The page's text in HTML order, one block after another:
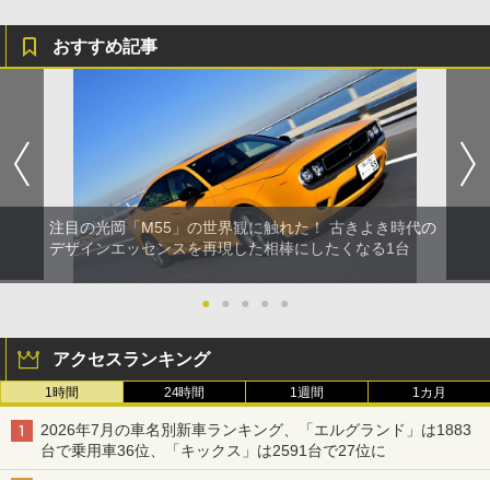
おすすめ記事
注目の光岡「M55」の世界観に触れた！ 古きよき時代の
デザインエッセンスを再現した相棒にしたくなる1台
● ● ● ● ●
アクセスランキング
1時間 24時間 1週間 1カ月
2026年7月の車名別新車ランキング、「エルグランド」は1883
台で乗用車36位、「キックス」は2591台で27位に